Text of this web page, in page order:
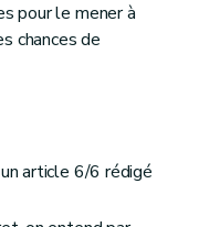
pour le mener à
chances de
article 6/6 rédigé